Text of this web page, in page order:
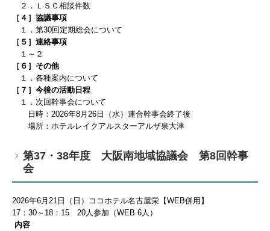
２．ＬＳＣ相談件数
［４］協議事項
１．第30回定期総会について
［５］連絡事項
１～２
［６］その他
１．各種案内について
［７］今後の活動日程
１． 次回幹事会について
日時： 2026年8 月26日（水）連合幹事会終了後
場所：ホテルレイクアルスターアルザ泉大津
第37・38年度 大阪南地域協議会 第8回幹事
会
2026年6 月21 日（日）ココホテル名古屋栄【WEB併用】
17 ：30～ 18 ：15 20 人 参加（WEB 6 人）
内容